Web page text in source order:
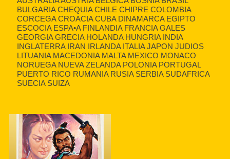
BULGARIA CHEQUIA CHILE CHIPRE COLOMBIA
CORCEGA CROACIA CUBA DINAMARCA EGIPTO
ESCOCIA ESPA•A FINLANDIA FRANCIA GALES
GEORGIA GRECIA HOLANDA HUNGRIA INDIA
INGLATERRA IRAN IRLANDA ITALIA JAPON JUDIOS
LITUANIA MACEDONIA MALTA MEXICO MONACO
NORUEGA NUEVA ZELANDA POLONIA PORTUGAL
PUERTO RICO RUMANIA RUSIA SERBIA SUDAFRICA
SUECIA SUIZA